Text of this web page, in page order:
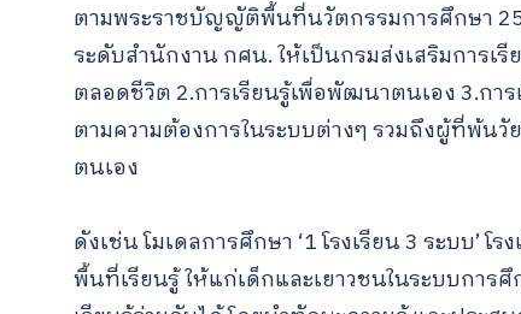
ตามพระราชบัญญัติพื้นที่นวัตกรรมการศึกษา
ระดับสำนักงาน กศน. ให้เป็นกรมส่งเสริมการเ
ตลอดชีวิต 2.การเรียนรู้เพื่อพัฒนาตนเอง 3.กา
ตามความต้องการในระบบต่างๆ รวมถึงผู้ที่พ้นวั
ตนเอง
ดังเช่น โมเดลการศึกษา ‘1 โรงเรียน 3 ระบบ’
พื้นที่เรียนรู้ ให้แก่เด็กและเยาวชนในระบบการ